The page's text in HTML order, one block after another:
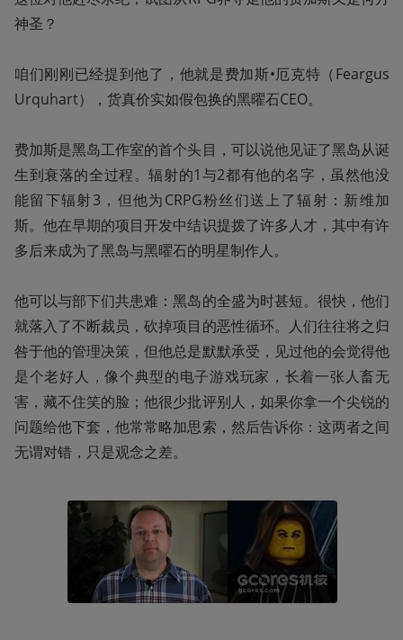
神圣？
咱们刚刚已经提到他了，他就是费加斯•厄克特（Feargus
Urquhart），货真价实如假包换的黑曜石CEO。
费加斯是黑岛工作室的首个头目，可以说他见证了黑岛从诞
生到衰落的全过程。辐射的1与2都有他的名字，虽然他没
能留下辐射3，但他为CRPG粉丝们送上了辐射：新维加
斯。他在早期的项目开发中结识提拨了许多人才，其中有许
多后来成为了黑岛与黑曜石的明星制作人。
他可以与部下们共患难：黑岛的全盛为时甚短。很快，他们
就落入了不断裁员，砍掉项目的恶性循环。人们往往将之归
咎于他的管理决策，但他总是默默承受，见过他的会觉得他
是个老好人，像个典型的电子游戏玩家，长着一张人畜无
害，藏不住笑的脸；他很少批评别人，如果你拿一个尖锐的
问题给他下套，他常常略加思索，然后告诉你：这两者之间
无谓对错，只是观念之差。